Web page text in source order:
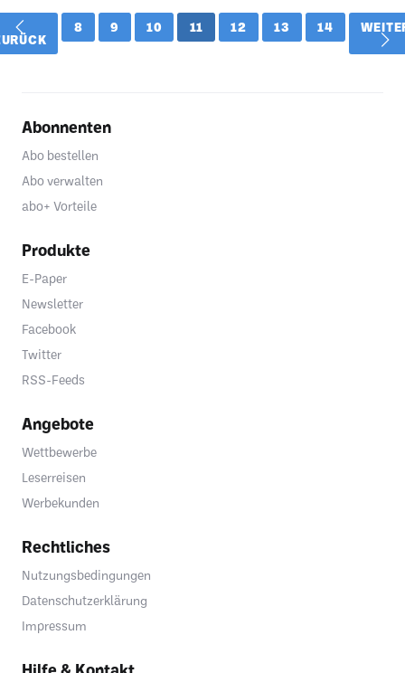
8 9 10 11 12 13 14
Abonnenten
Abo bestellen
Abo verwalten
abo+ Vorteile
Produkte
E-Paper
Newsletter
Facebook
Twitter
RSS-Feeds
Angebote
Wettbewerbe
Leserreisen
Werbekunden
Rechtliches
Nutzungsbedingungen
Datenschutzerklärung
Impressum